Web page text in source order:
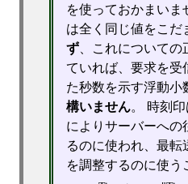
を使っておかまいま
は全く同じ値をこだ
ず、これについての
ていれば、要求を受
た秒数を示す浮動小
構いません。 時刻印
によりサーバーへの
るのに使われ、最転
を調整するのに使う